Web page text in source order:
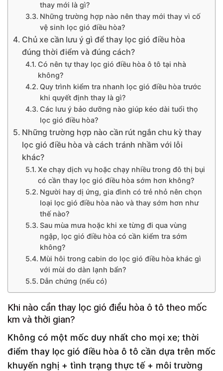
thay mới là gì?
Những trường hợp nào nên thay mới thay vì cố
vệ sinh lọc gió điều hòa?
Chủ xe cần lưu ý gì để thay lọc gió điều hòa
đúng thời điểm và đúng cách?
Có nên tự thay lọc gió điều hòa ô tô tại nhà
không?
Quy trình kiểm tra nhanh lọc gió điều hòa trước
khi quyết định thay là gì?
Các lưu ý bảo dưỡng nào giúp kéo dài tuổi thọ
lọc gió điều hòa?
Những trường hợp nào cần rút ngắn chu kỳ thay
lọc gió điều hòa và cách tránh nhầm với lỗi
khác?
Xe chạy dịch vụ hoặc chạy nhiều trong đô thị bụi
có cần thay lọc gió điều hòa sớm hơn không?
Người hay dị ứng, gia đình có trẻ nhỏ nên chọn
loại lọc gió điều hòa nào và thay sớm hơn như
thế nào?
Sau mùa mưa hoặc khi xe từng đi qua vùng
ngập, lọc gió điều hòa có cần kiểm tra sớm
không?
Mùi hôi trong cabin do lọc gió điều hòa khác gì
với mùi do dàn lạnh bẩn?
Dẫn chứng (nếu có)
Khi nào cần thay lọc gió điều hòa ô tô theo mốc
km và thời gian?
Không có một mốc duy nhất cho mọi xe; thời
điểm thay lọc gió điều hòa ô tô cần dựa trên mốc
khuyến nghị + tình trạng thực tế + môi trường